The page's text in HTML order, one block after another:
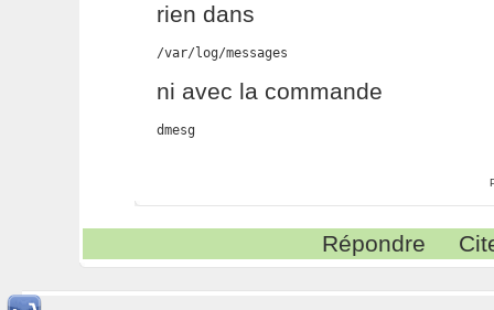
rien dans
/var/log/messages
ni avec la commande
dmesg
Répondre